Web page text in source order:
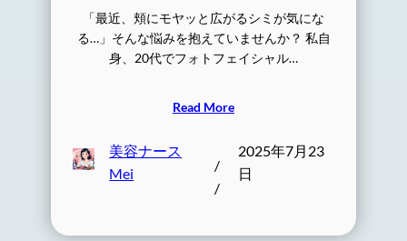
「最近、頬にモヤッと広がるシミが気にな
る…」そんな悩みを抱えていませんか？ 私自
身、20代でフォトフェイシャル…
Read More
美容ナース
Mei
/
/
2025年7月23
日